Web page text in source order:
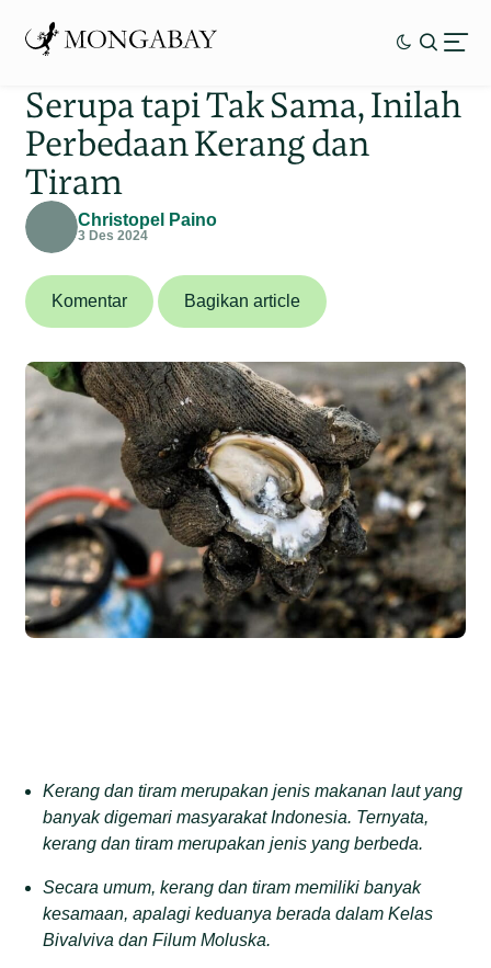
Serupa tapi Tak Sama, Inilah
Perbedaan Kerang dan
Tiram
Christopel Paino
3 Des 2024
Komentar Bagikan article
Kerang dan tiram merupakan jenis makanan laut yang
banyak digemari masyarakat Indonesia. Ternyata,
kerang dan tirammerupakan jenis yang berbeda.
Secara umum, kerang dan tiram memiliki banyak
kesamaan, apalagi keduanya berada dalamKelas
Bivalviva danFilumMoluska.